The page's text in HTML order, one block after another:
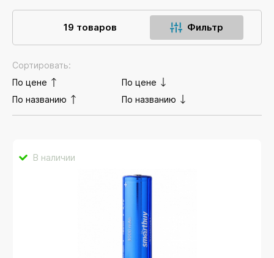
19 товаров Фильтр
Сортировать:
По цене
По цене
По названию
По названию
В наличии